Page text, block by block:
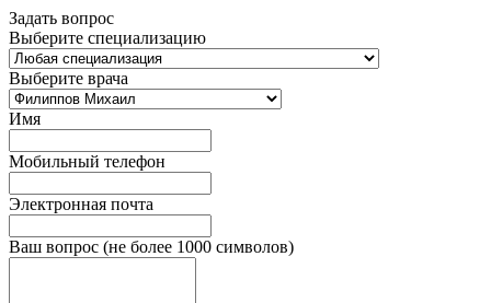
Задать вопрос
Выберите специализацию
Выберите врача
Имя
Мобильный телефон
Электронная почта
Ваш вопрос (не более 1000 символов)